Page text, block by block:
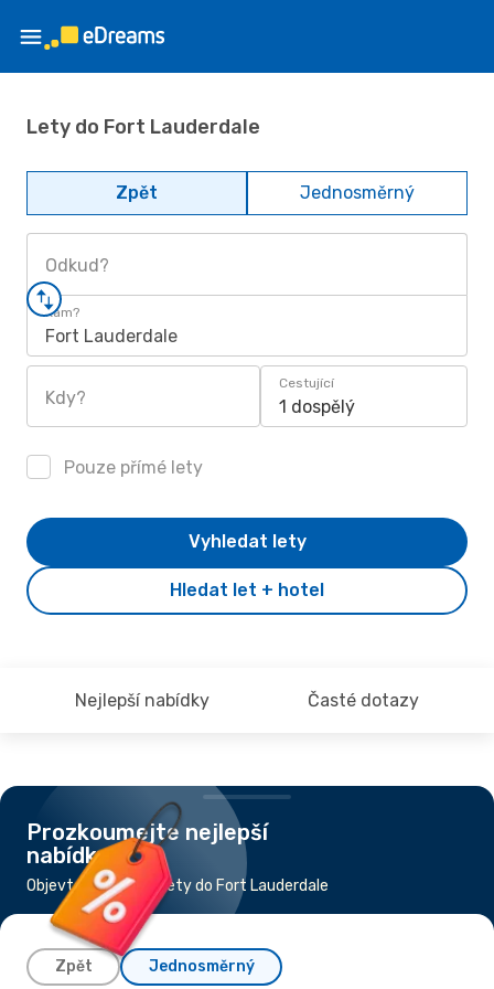
Lety do Fort Lauderdale
Zpět Jednosměrný
Odkud?
Kam?
Fort Lauderdale
Kdy?
Cestující
1 dospělý
Pouze přímé lety
Hledat let + hotel
Vyhledat lety
Nejlepší nabídky Časté dotazy
Prozkoumejte nejlepší
nabídky
Objevte nejlevnější lety do Fort Lauderdale
Zpět Jednosměrný